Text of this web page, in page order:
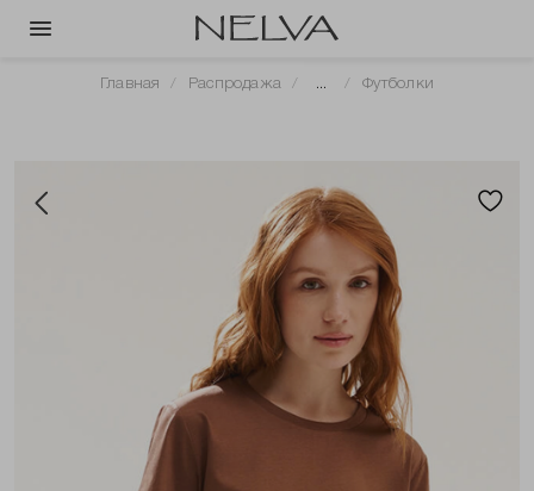
Главная Распродажа ... Футболки